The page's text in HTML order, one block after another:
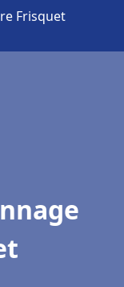
Frisquet